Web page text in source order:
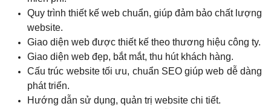
Quy trình thiết kế web chuẩn, giúp đảm bảo chất lượng
website.
Giao diện web được thiết kế theo thương hiệu công ty.
Giao diện web đẹp, bắt mắt, thu hút khách hàng.
Cấu trúc website tối ưu, chuẩn SEO giúp web dễ dàng
phát triển.
Hướng dẫn sử dụng, quản trị website chi tiết.